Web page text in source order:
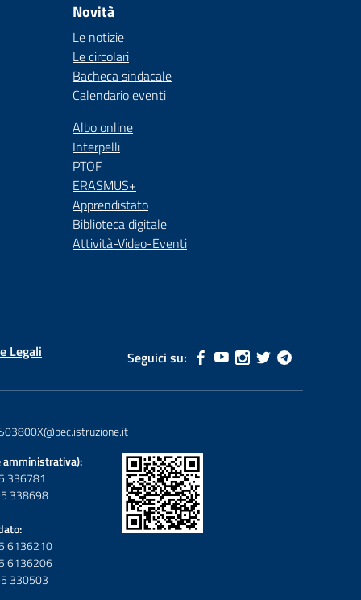
Novità
Le notizie
Le circolari
Bacheca sindacale
Calendario eventi
Albo online
Interpelli
PTOF
ERASMUS+
Apprendistato
Biblioteca digitale
Attività-Video-Eventi
Legali Seguici su:
amministrativa):
336781
338698
6136210
6136206
330503